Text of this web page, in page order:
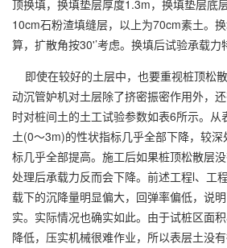
顶换填，换填垫层厚度1.3m，换填垫层底
10cm石粉渣填缝层，以上为70cm素土。
算，扩散角按30'’考虑。换填后试验承载力
即使在较好的土层中，也要重视桩顶松
动沉管妒机对土层除了挤密振密作用外，
时对桩间土的土工试验参数如表6所示。
土(0～3m)的性状指标几乎全部下降，较
标几乎全部提高。施工后如果桩顶松散层
处理后承载力反而会下降。前述工程l、工
载下的沉降量明显偏大，回弹率偏低，说
实。实际情况也确实如此。由于试桩区面
降低，压实机械很难作业，所以表层土没